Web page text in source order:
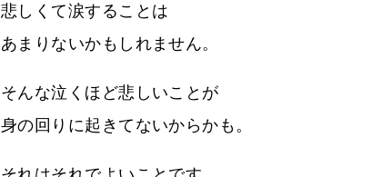
悲しくて涙することは
あまりないかもしれません。
そんな泣くほど悲しいことが
身の回りに起きてないからかも。